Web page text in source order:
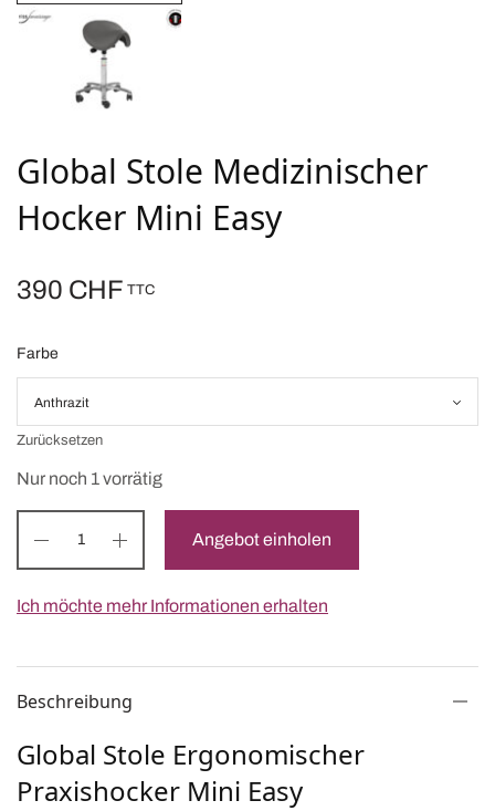
Global Stole Medizinischer
Hocker Mini Easy
390 CHF TTC
Farbe
Zurücksetzen
Nur noch 1 vorrätig
Angebot einholen
Ich möchte mehr Informationen erhalten
Beschreibung
Global Stole Ergonomischer
Praxishocker Mini Easy